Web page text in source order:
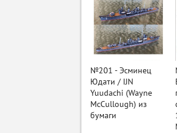
№201 - Эсминец
Юдати / IJN
Yuudachi (Wayne
McCullough) из
бумаги